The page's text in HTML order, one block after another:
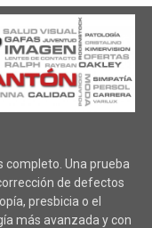
completo. Una prueba
de defectos
presbicia o el
más avanzada y con